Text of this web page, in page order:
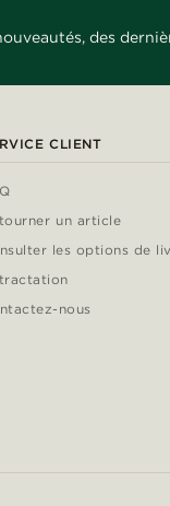
des
CLIENT
un article
les options de
nous